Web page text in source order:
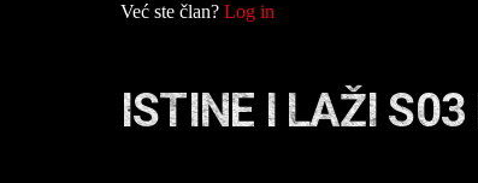
Već ste član? Log in
ISTINE I LAŽI